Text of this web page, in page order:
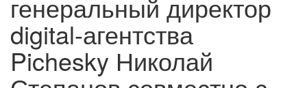
генеральный директор
digital-агентства
Pichesky Николай